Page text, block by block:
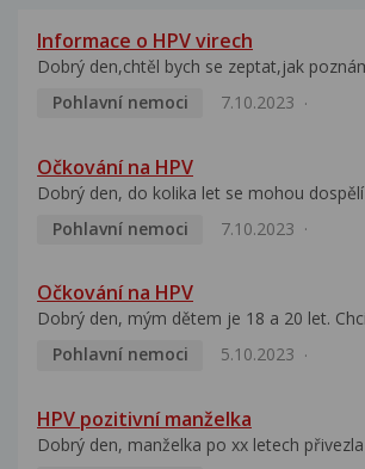
Informace o HPV virech
Dobrý den,chtěl bych se zeptat,jak
Pohlavní nemoci
7.10.2023
Očkování na HPV
Dobrý den, do kolika let se mohou
Pohlavní nemoci
7.10.2023
Očkování na HPV
Dobrý den, mým dětem je 18 a 20 let.
Pohlavní nemoci
5.10.2023
HPV pozitivní manželka
Dobrý den, manželka po xx letech přivezla